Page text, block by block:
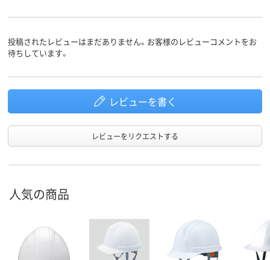
投稿されたレビューはまだありません。お客様のレビューコメントをお
待ちしています。
レビューを書く
レビューをリクエストする
人気の商品